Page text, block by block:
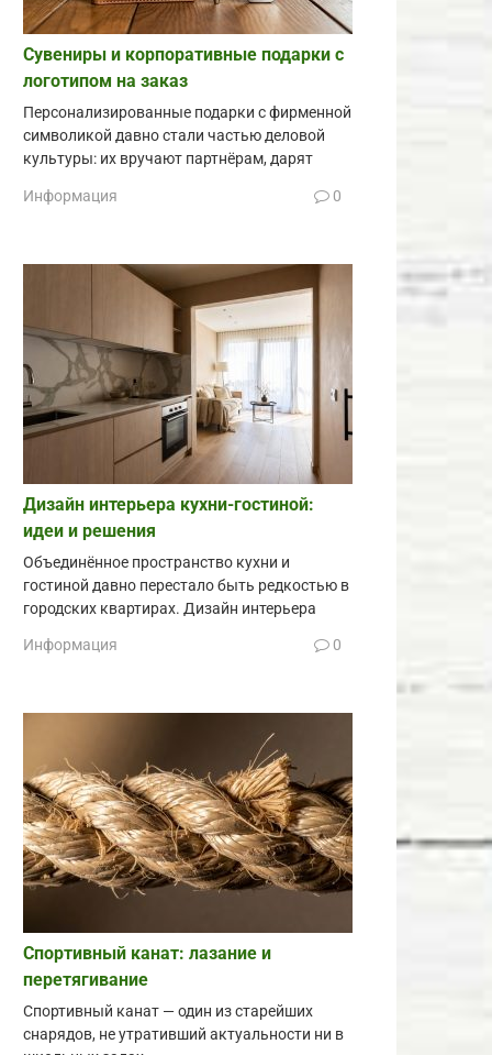
Сувениры и корпоративные подарки с
логотипом на заказ
Персонализированные подарки с фирменной
символикой давно стали частью деловой
культуры: их вручают партнёрам, дарят
Информация 0
Дизайн интерьера кухни-гостиной:
идеи и решения
Объединённое пространство кухни и
гостиной давно перестало быть редкостью в
городских квартирах. Дизайн интерьера
Информация 0
Спортивный канат: лазание и
перетягивание
Спортивный канат — один из старейших
снарядов, не утративший актуальности ни в